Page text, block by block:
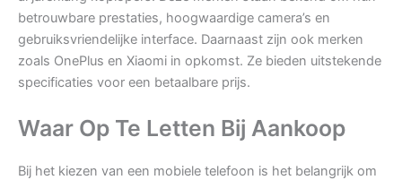
betrouwbare prestaties, hoogwaardige camera’s en
gebruiksvriendelijke interface. Daarnaast zijn ook merken
zoals OnePlus en Xiaomi in opkomst. Ze bieden uitstekende
specificaties voor een betaalbare prijs.
Waar Op Te Letten Bij Aankoop
Bij het kiezen van een mobiele telefoon is het belangrijk om